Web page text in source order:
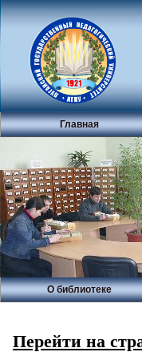
Главная
О библиотеке
Перейти на